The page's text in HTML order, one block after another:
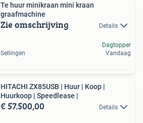
Te huur minikraan mini kraan
graafmachine
Zie omschrijving Details
Sellingen
Dagtopper
Vandaag
HITACHI ZX85USB | Huur | Koop |
Huurkoop | Speedlease |
€ 57.500,00 Details